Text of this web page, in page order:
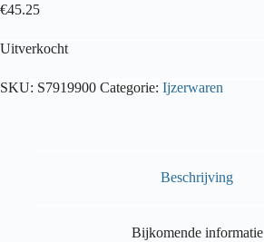
€45.25
Uitverkocht
SKU: S7919900 Categorie: Ijzerwaren
Beschrijving
Bijkomende informatie